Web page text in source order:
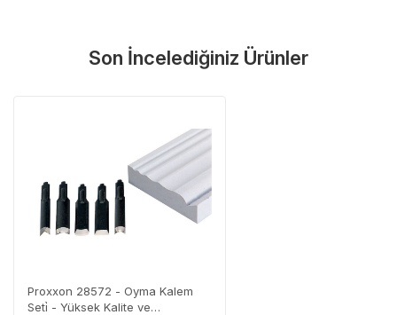
0 (282) 653 99 54
Üretim ve malzeme hataları
Ücretsiz onarım veya değişim
Yetkili servis ağı desteği
Kullanıcı hatası ve fiziksel hasar hariçtir. Fatura ibrazı zorunludur.
Son İncelediğiniz Ürünler
Proxxon 28572 - Oyma Kalem
Seti̇ - Yüksek Kalite ve